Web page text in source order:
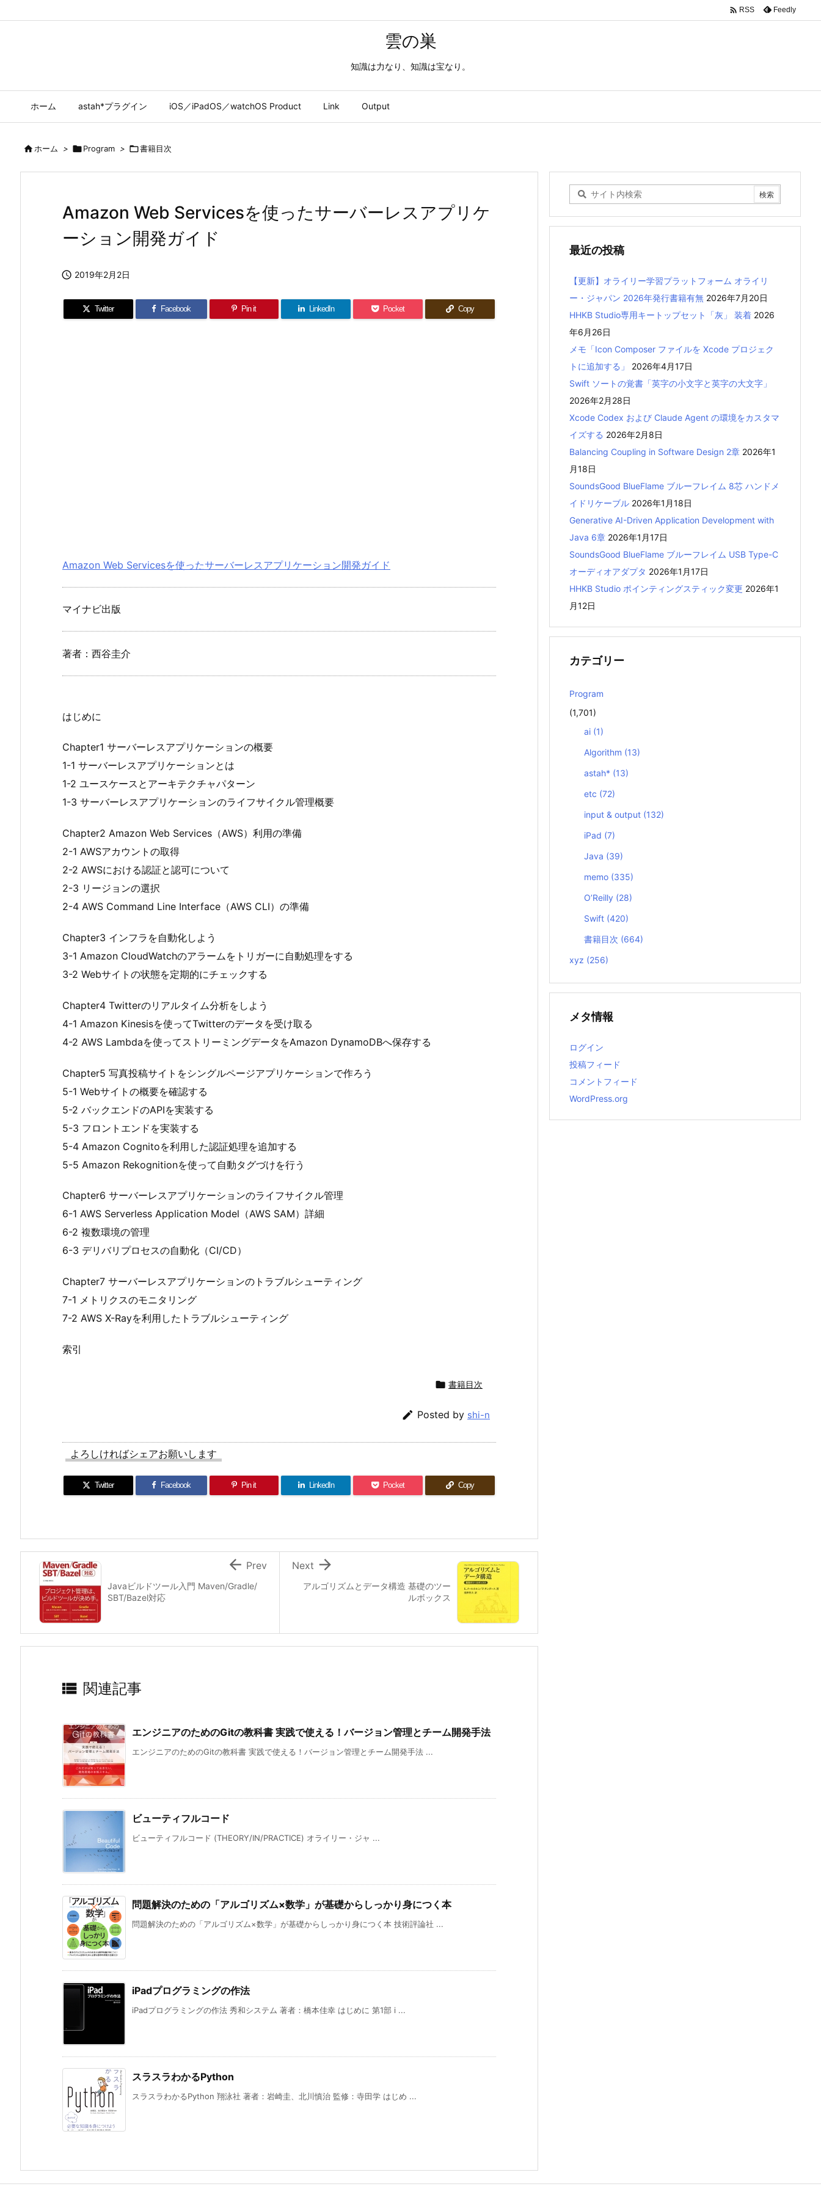
雲の巣
知識は力なり、知識は宝なり。
ホーム astah*プラグイン iOS／iPadOS／watchOS Product Link Output
 RSS Feedly
ホーム > Program > 書籍目次
Amazon Web Servicesを使ったサーバーレスアプリケ
ーション開発ガイド
 2019年2月2日
Twitter Facebook Pin it LinkedIn Pocket Copy
Amazon Web Servicesを使ったサーバーレスアプリケーション開発ガイド
マイナビ出版
著者：西谷圭介
はじめに
Chapter1 サーバーレスアプリケーションの概要
1-1 サーバーレスアプリケーションとは
1-2 ユースケースとアーキテクチャパターン
1-3 サーバーレスアプリケーションのライフサイクル管理概要
Chapter2 Amazon Web Services（AWS）利用の準備
2-1 AWSアカウントの取得
2-2 AWSにおける認証と認可について
2-3 リージョンの選択
2-4 AWS Command Line Interface（AWS CLI）の準備
Chapter3 インフラを自動化しよう
3-1 Amazon CloudWatchのアラームをトリガーに自動処理をする
3-2 Webサイトの状態を定期的にチェックする
Chapter4 Twitterのリアルタイム分析をしよう
4-1 Amazon Kinesisを使ってTwitterのデータを受け取る
4-2 AWS Lambdaを使ってストリーミングデータをAmazon DynamoDBへ保存する
Chapter5 写真投稿サイトをシングルページアプリケーションで作ろう
5-1 Webサイトの概要を確認する
5-2 バックエンドのAPIを実装する
5-3 フロントエンドを実装する
5-4 Amazon Cognitoを利用した認証処理を追加する
5-5 Amazon Rekognitionを使って自動タグづけを行う
Chapter6 サーバーレスアプリケーションのライフサイクル管理
6-1 AWS Serverless Application Model（AWS SAM）詳細
6-2 複数環境の管理
6-3 デリバリプロセスの自動化（CI/CD）
Chapter7 サーバーレスアプリケーションのトラブルシューティング
7-1 メトリクスのモニタリング
7-2 AWS X-Rayを利用したトラブルシューティング
索引
 書籍目次
 Posted by shi-n
よろしければシェアお願いします
Twitter Facebook Pin it LinkedIn Pocket Copy
アルゴリズムとデータ構造 基礎のツー
ルボックス

Next
Javaビルドツール入門 Maven/Gradle/
SBT/Bazel対応
 Prev
 関連記事
エンジニアのためのGitの教科書 実践で使える！バージョン管理とチーム開発手法
エンジニアのためのGitの教科書 実践で使える！バージョン管理とチーム開発手法 ...
ビューティフルコード
ビューティフルコード (THEORY/IN/PRACTICE) オライリー・ジャ ...
問題解決のための「アルゴリズム×数学」が基礎からしっかり身につく本
問題解決のための「アルゴリズム×数学」が基礎からしっかり身につく本 技術評論社 ...
iPadプログラミングの作法
iPadプログラミングの作法 秀和システム 著者：橋本佳幸 はじめに 第1部 i ...
スラスラわかるPython
スラスラわかるPython 翔泳社 著者：岩崎圭、北川慎治 監修：寺田学 はじめ ...
最近の投稿
【更新】オライリー学習プラットフォーム オライリ
ー・ジャパン 2026年発行書籍有無 2026年7月20日
HHKB Studio専用キートップセット「灰」 装着 2026
年6月26日
メモ「Icon Composer ファイルを Xcode プロジェク
トに追加する」
2026年4月17日
Swift ソートの覚書「英字の小文字と英字の大文字」
2026年2月28日
Xcode Codex および Claude Agent の環境をカスタマ
イズする 2026年2月8日
Balancing Coupling in Software Design 2章 2026年1
月18日
SoundsGood BlueFlame ブルーフレイム 8芯 ハンドメ
イドリケーブル 2026年1月18日
Generative AI-Driven Application Development with
Java 6章 2026年1月17日
SoundsGood BlueFlame ブルーフレイム USB Type-C
オーディオアダプタ 2026年1月17日
HHKB Studio ポインティングスティック変更 2026年1
月12日
カテゴリー
Program
(1,701)
ai (1)
Algorithm (13)
astah* (13)
etc (72)
input & output (132)
iPad (7)
Java (39)
memo (335)
O’Reilly (28)
Swift (420)
書籍目次 (664)
xyz (256)
メタ情報
ログイン
投稿フィード
コメントフィード
WordPress.org